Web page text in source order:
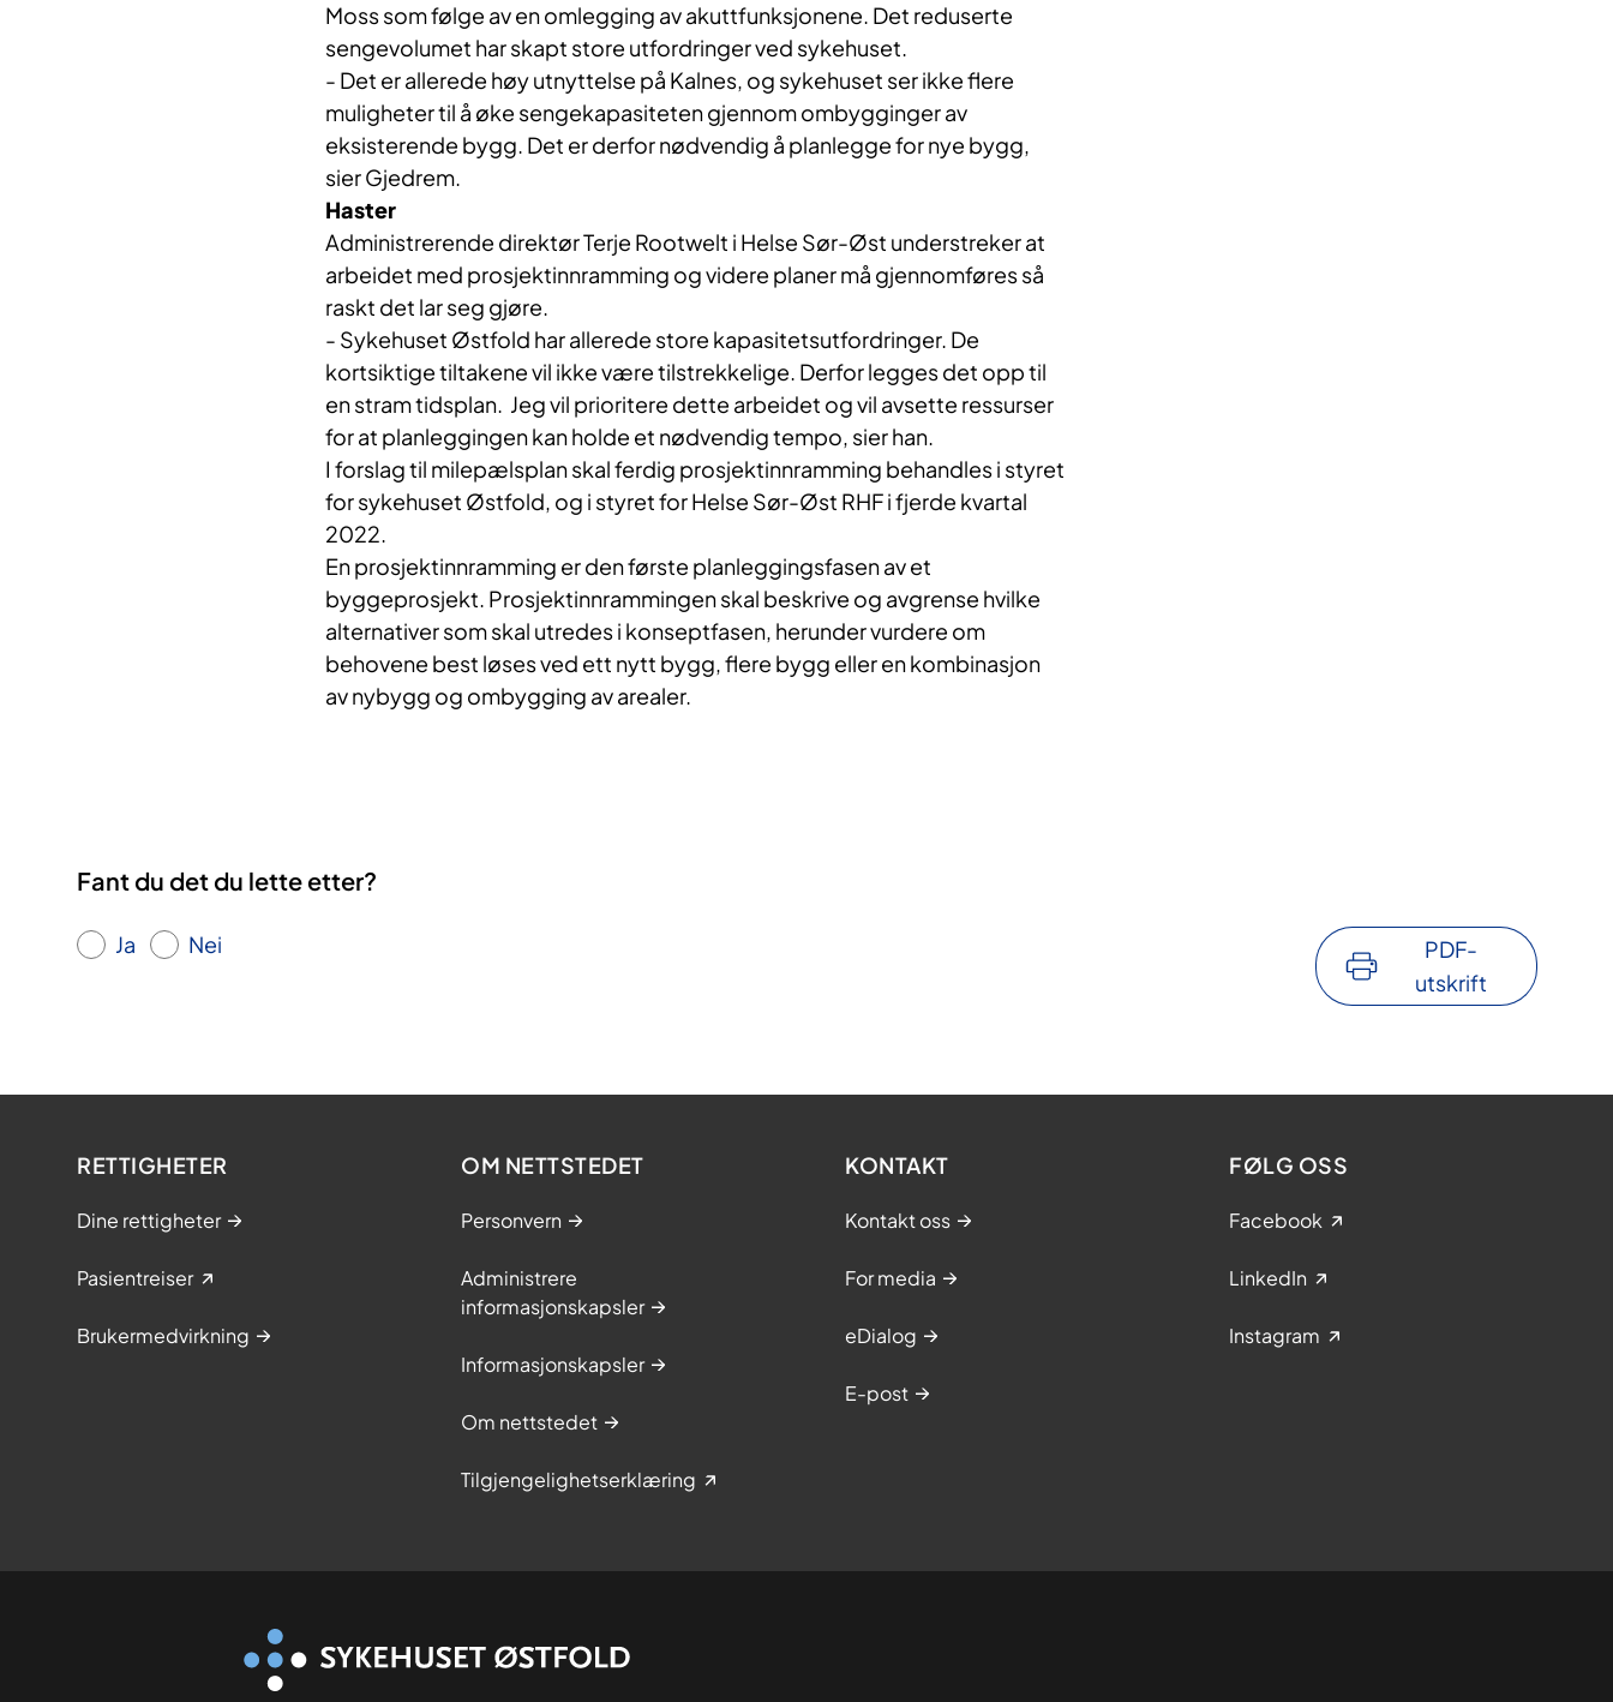
Moss som følge av en omlegging av akuttfunksjonene. Det reduserte
sengevolumet har skapt store utfordringer ved sykehuset.
- Det er allerede høy utnyttelse på Kalnes, og sykehuset ser ikke flere
muligheter til å øke sengekapasiteten gjennom ombygginger av
eksisterende bygg. Det er derfor nødvendig å planlegge for nye bygg,
sier Gjedrem.
Haster
Administrerende direktør Terje Rootwelt i Helse Sør-Øst understreker at
arbeidet med prosjektinnramming og videre planer må gjennomføres så
raskt det lar seg gjøre.
- Sykehuset Østfold har allerede store kapasitetsutfordringer. De
kortsiktige tiltakene vil ikke være tilstrekkelige. Derfor legges det opp til
en stram tidsplan. Jeg vil prioritere dette arbeidet og vil avsette ressurser
for at planleggingen kan holde et nødvendig tempo, sier han.
I forslag til milepælsplan skal ferdig prosjektinnramming behandles i styret
for sykehuset Østfold, og i styret for Helse Sør-Øst RHF i fjerde kvartal
2022.
En prosjektinnramming er den første planleggingsfasen av et
byggeprosjekt. Prosjektinnrammingen skal beskrive og avgrense hvilke
alternativer som skal utredes i konseptfasen, herunder vurdere om
behovene best løses ved ett nytt bygg, flere bygg eller en kombinasjon
av nybygg og ombygging av arealer.
Fant du det du lette etter?
Ja Nei
PDF-
utskrift
RETTIGHETER
Dine rettigheter
Pasientreiser
Brukermedvirkning
OM NETTSTEDET
Personvern
Administrere
informasjonskapsler
Informasjonskapsler
Om nettstedet
Tilgjengelighetserklæring
KONTAKT
Kontakt oss
For media
eDialog
E-post
FØLG OSS
Facebook
LinkedIn
Instagram